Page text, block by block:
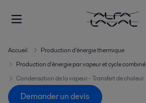
Accueil
Production d'énergie thermique
Production d'énergie par vapeur et cycle combiné
Condensation de la vapeur - Transfert de chaleur
Demander un devis